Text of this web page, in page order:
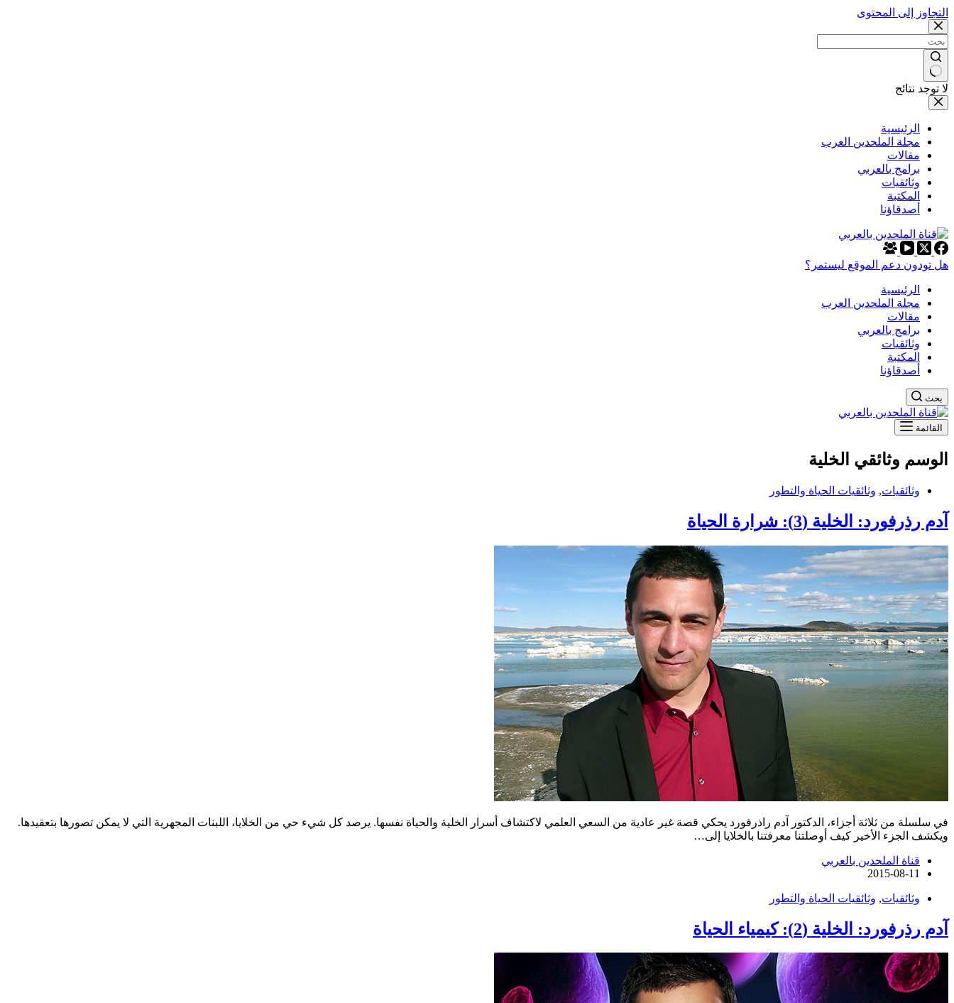
التجاوز إلى المحتوى
لا توجد نتائج
الرئيسية
مجلة الملحدين العرب
مقالات
برامج بالعربي
وثائقيات
المكتبة
أصدقاؤنا
هل تودون دعم الموقع ليستمر؟
الرئيسية
مجلة الملحدين العرب
مقالات
برامج بالعربي
وثائقيات
المكتبة
أصدقاؤنا
بحث
القائمة
الوسم وثائقي الخلية
وثائقيات, وثائقيات الحياة والتطور
آدم رذرفورد: الخلية (3): شرارة الحياة
في سلسلة من ثلاثة أجزاء، الدكتور آدم راذرفورد يحكي قصة غير عادية من السعي العلمي لاكتشاف أسرار الخلية والحياة نفسها. يرصد كل شيء حي من الخلايا، اللبنات المجهرية التي لا يمكن تصورها بتعقيدها.
ويكشف الجزء الأخير كيف أوصلتنا معرفتنا بالخلايا إلى…
قناة الملحدين بالعربي
2015-08-11
وثائقيات, وثائقيات الحياة والتطور
آدم رذرفورد: الخلية (2): كيمياء الحياة